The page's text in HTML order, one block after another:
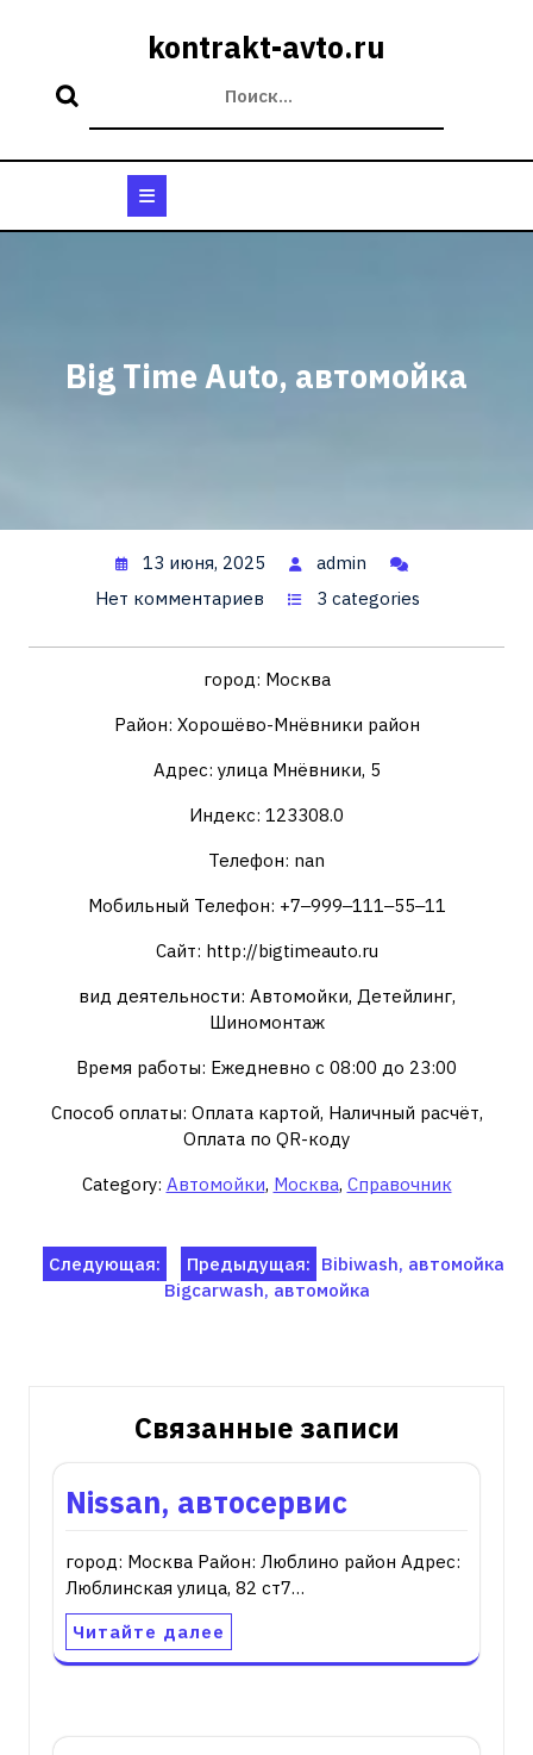
kontrakt-avto.ru
Big Time Auto, автомойка
13 июня, 2025
admin
Нет комментариев
3 categories
город: Москва
Район: Хорошёво-Мнёвники район
Адрес: улица Мнёвники, 5
Индекс: 123308.0
Телефон: nan
Мобильный Телефон: +7‒999‒111‒55‒11
Сайт: http://bigtimeauto.ru
вид деятельности: Автомойки, Детейлинг,
Шиномонтаж
Время работы: Ежедневно с 08:00 до 23:00
Способ оплаты: Оплата картой, Наличный расчёт,
Оплата по QR-коду
Category: Автомойки, Москва, Справочник
НавигацияПредыдущая: Bibiwash, автомойка
Следующая:
Bigcarwash, автомойка
Связанные записи
Nissan, автосервис
город: Москва Район: Люблино район Адрес:
Люблинская улица, 82 ст7…
Читайте далее